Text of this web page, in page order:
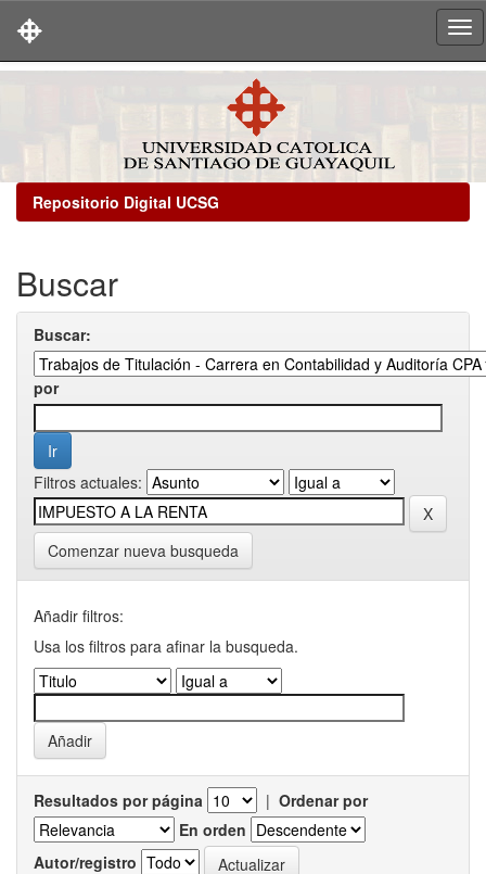
Repositorio Digital UCSG
Buscar
Buscar:
por
Filtros actuales:
Comenzar nueva busqueda
Añadir filtros:
Usa los filtros para afinar la busqueda.
Resultados por página | Ordenar por
En orden
Autor/registro